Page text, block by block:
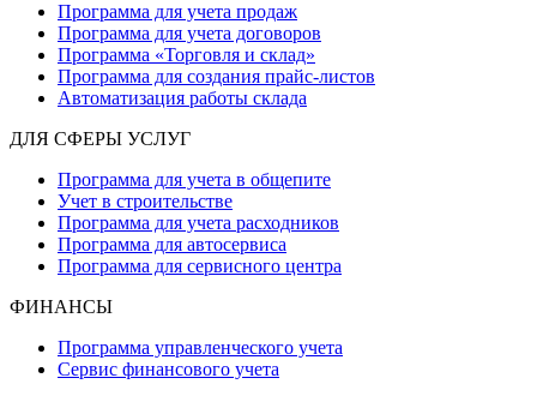
Программа для учета продаж
Программа для учета договоров
Программа «Торговля и склад»
Программа для создания прайс‑листов
Автоматизация работы склада
ДЛЯ СФЕРЫ УСЛУГ
Программа для учета в общепите
Учет в строительстве
Программа для учета расходников
Программа для автосервиса
Программа для сервисного центра
ФИНАНСЫ
Программа управленческого учета
Сервис финансового учета